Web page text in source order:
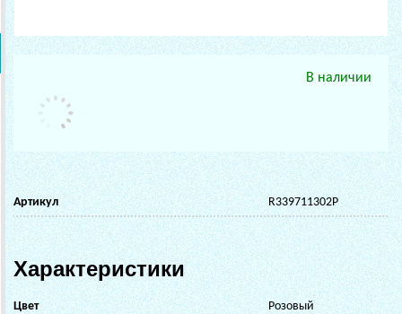
В наличии
Артикул R339711302P
Характеристики
Цвет Розовый